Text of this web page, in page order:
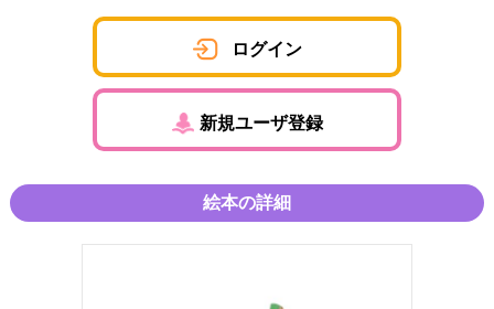
ログイン
新規ユーザ登録
絵本の詳細